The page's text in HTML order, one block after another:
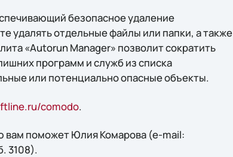
безопасное удаление
удалять отдельные файлы или папки, а также
«Autorun Manager» позволит сократить
программ и служб из списка
или потенциально опасные объекты.
comodo.
вам поможет Юлия Комарова (e-mail:
3108).